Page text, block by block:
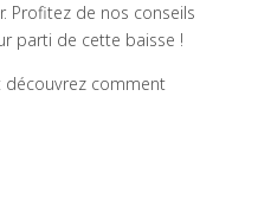
Profitez de nos conseils
parti de cette baisse !
découvrez comment